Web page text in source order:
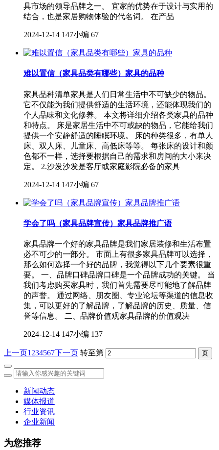
具市场的领导品牌之一。 宜家的优势在于设计与实用的
结合，也是家居购物体验的代名词。 在产品
2024-12-14 147小编 67
难以置信（家具品类有哪些）家具的品种
家具品种清单家具是人们日常生活中不可缺少的物品。
它不仅能为我们提供舒适的生活环境，还能体现我们的
个人品味和文化修养。 本文将详细介绍各类家具的品种
和特点。 床是家居生活中不可或缺的物品，它能给我们
提供一个安静舒适的睡眠环境。 床的种类很多，有单人
床、双人床、儿童床、高低床等等。 每张床的设计和颜
色都不一样，选择要根据自己的需求和房间的大小来决
定。 2.沙发沙发是客厅或家庭影院必备的家具
2024-12-14 147小编 67
学会了吗（家具品牌宣传）家具品牌推广语
家具品牌一个好的家具品牌是我们家居装修和生活布置
必不可少的一部分。 市面上有很多家具品牌可以选择，
那么如何选择一个好的品牌，我觉得以下几个要素很重
要。 一、品牌口碑品牌口碑是一个品牌成功的关键。 当
我们考虑购买家具时，我们首先需要尽可能地了解品牌
的声誉。 通过网络、朋友圈、专业论坛等渠道的信息收
集，可以更好的了解品牌，了解品牌的历史、质量、信
誉等信息。 二、品牌价值观家具品牌的价值观决
2024-12-14 147小编 137
上一页1 234567下一页 转至第
新闻动态
媒体报道
行业资讯
企业新闻
为您推荐